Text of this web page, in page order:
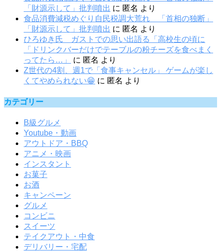
「財源示して」批判噴出 に 匿名 より
食品消費減税めぐり自民税調大荒れ 「首相の独断」
「財源示して」批判噴出 に 匿名 より
ひろゆき氏 ガストでの思い出語る「高校生の頃に
「ドリンクバーだけでテーブルの粉チーズを食べまく
ってたら…」
に 匿名 より
Z世代の4割、週1で「食事キャンセル」 ゲームが楽し
くてやめられない😁 に 匿名 より
カテゴリー
B級グルメ
Youtube・動画
アウトドア・BBQ
アニメ・映画
インスタント
お菓子
お酒
キャンペーン
グルメ
コンビニ
スイーツ
テイクアウト・中食
デリバリー・宅配